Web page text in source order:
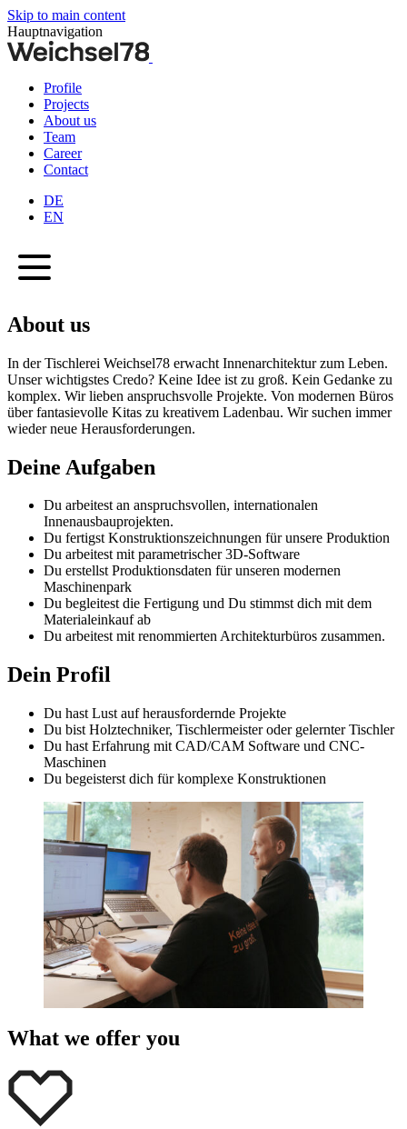
Skip to main content
Hauptnavigation
Profile
Projects
About us
Team
Career
Contact
DE
EN
About us
In der Tischlerei Weichsel78 erwacht Innenarchitektur zum Leben.
Unser wichtigstes Credo? Keine Idee ist zu groß. Kein Gedanke zu
komplex. Wir lieben anspruchsvolle Projekte. Von modernen Büros
über fantasievolle Kitas zu kreativem Ladenbau. Wir suchen immer
wieder neue Herausforderungen.
Deine Aufgaben
Du arbeitest an anspruchsvollen, internationalen
Innenausbauprojekten.
Du fertigst Konstruktionszeichnungen für unsere Produktion
Du arbeitest mit parametrischer 3D-Software
Du erstellst Produktionsdaten für unseren modernen
Maschinenpark
Du begleitest die Fertigung und Du stimmst dich mit dem
Materialeinkauf ab
Du arbeitest mit renommierten Architekturbüros zusammen.
Dein Profil
Du hast Lust auf herausfordernde Projekte
Du bist Holztechniker, Tischlermeister oder gelernter Tischler
Du hast Erfahrung mit CAD/CAM Software und CNC-
Maschinen
Du begeisterst dich für komplexe Konstruktionen
What we offer you